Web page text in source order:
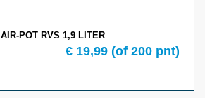
AIR-POT RVS 1,9 LITER
€ 19,99 (of 200 pnt)